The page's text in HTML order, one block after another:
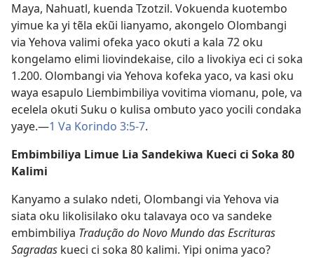
Maya, Nahuatl, kuenda Tzotzil. Vokuenda kuotembo
yimue ka yi tẽla ekũi lianyamo, akongelo Olombangi
via Yehova valimi ofeka yaco okuti a kala 72 oku
kongelamo elimi liovindekaise, cilo a livokiya eci ci soka
1.200. Olombangi via Yehova kofeka yaco, va kasi oku
waya esapulo Liembimbiliya vovitima viomanu, pole, va
ecelela okuti Suku o kulisa ombuto yaco yocili condaka
yaye.—1 Va Korindo 3:5-7.
Embimbiliya Limue Lia Sandekiwa Kueci ci Soka 80
Kalimi
Kanyamo a sulako ndeti, Olombangi via Yehova via
siata oku likolisilako oku talavaya oco va sandeke
embimbiliya Tradução do Novo Mundo das Escrituras
Sagradas kueci ci soka 80 kalimi. Yipi onima yaco?